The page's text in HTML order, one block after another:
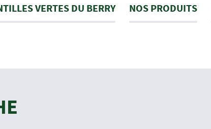
VERTES DU BERRY NOS PRODUITS